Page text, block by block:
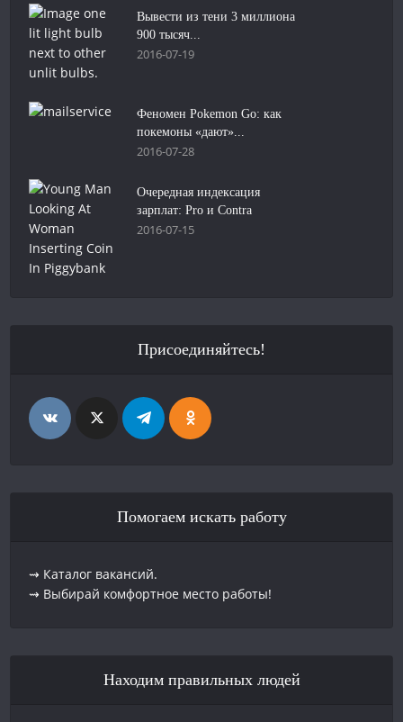
Вывести из тени 3 миллиона
900 тысяч...
2016-07-19
Феномен Pokemon Go: как
покемоны «дают»...
2016-07-28
Очередная индексация
зарплат: Pro и Contra
2016-07-15
Присоединяйтесь!
Помогаем искать работу
⇝ Каталог вакансий.
⇝ Выбирай комфортное место работы!
Находим правильных людей